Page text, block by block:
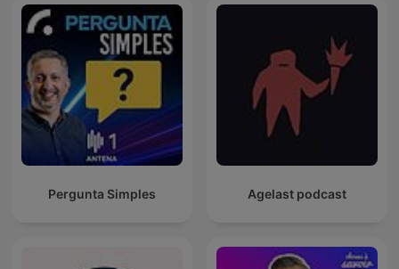
Pergunta Simples Agelast podcast